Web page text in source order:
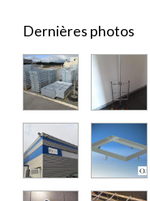
Dernières photos